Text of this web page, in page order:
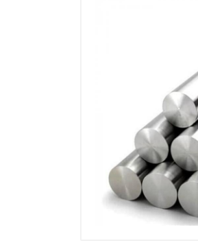
Производство
Штакетник
Черный
Нержавеющий